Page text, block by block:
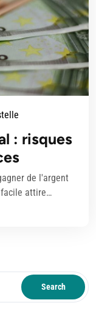
: risques
de l'argent
attire…